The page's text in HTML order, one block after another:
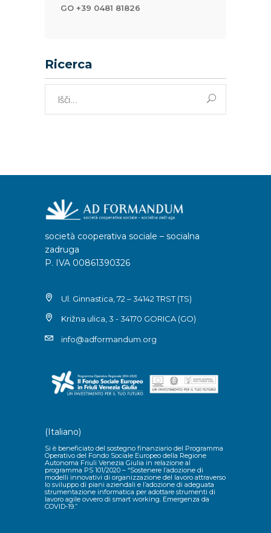
GO +39 0481 81826
Ricerca
società cooperativa sociale – socialna
zadruga
P. IVA 00861390326
Ul. Ginnastica, 72 – 34142 TRST (TS)
Križna ulica, 3 - 34170 GORICA (GO)
info@adformandum.org
(Italiano)
Si è beneficiato del sostegno finanziario del Programma
Operativo del Fondo Sociale Europeo della Regione
Autonoma Friuli Venezia Giulia in relazione al
programma PS 101/2020 – “Sostenere l’adozione di
modelli innovativi di organizzazione del lavoro attraverso
lo sviluppo di piani aziendali e l’adozione di adeguata
strumentazione informatica per adottare strumenti di
lavoro agile ovvero di smart working. Emergenza da
COVID-19.”